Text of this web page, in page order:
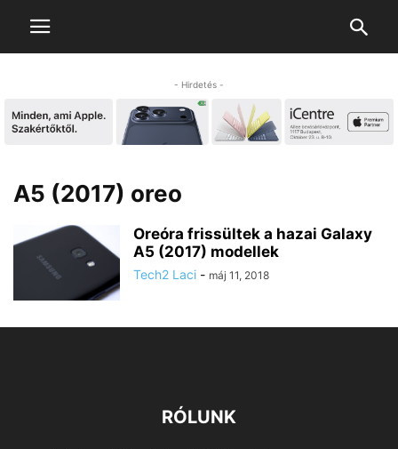
- Hirdetés -
A5 (2017) oreo
Oreóra frissültek a hazai Galaxy
A5 (2017) modellek
Tech2 Laci - máj 11, 2018
RÓLUNK